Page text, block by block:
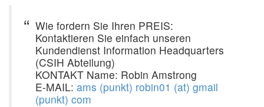
Wie fordern Sie Ihren PREIS:
Kontaktieren Sie einfach unseren
Kundendienst Information Headquarters
(CSIH Abteilung)
KONTAKT Name: Robin Amstrong
E-MAIL: ams (punkt) robin01 (at) gmail
(punkt) com